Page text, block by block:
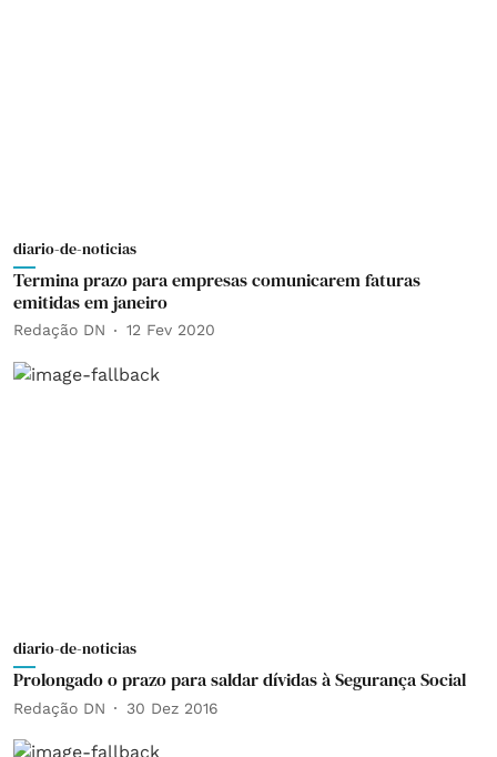
diario-de-noticias
Termina prazo para empresas comunicarem faturas
emitidas em janeiro
Redação DN 12 Fev 2020
diario-de-noticias
Prolongado o prazo para saldar dívidas à Segurança Social
Redação DN 30 Dez 2016